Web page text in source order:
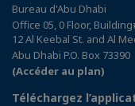
Bureau d'Abu Dhabi
Office 05, 0 Floor,
12 Al Keebal St. and Al
Abu Dhabi P.O. Box 73390
(Accéder au plan)
Téléchargez